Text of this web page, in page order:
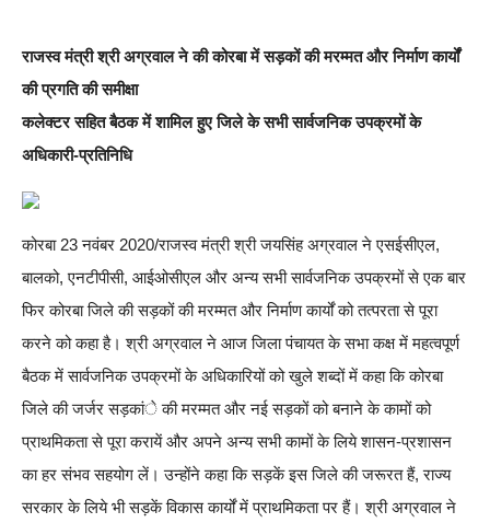
राजस्व मंत्री श्री अग्रवाल ने की कोरबा में सड़कों की मरम्मत और निर्माण कार्यों
की प्रगति की समीक्षा
कलेक्टर सहित बैठक में शामिल हुए जिले के सभी सार्वजनिक उपक्रमों के
अधिकारी-प्रतिनिधि
कोरबा 23 नवंबर 2020/राजस्व मंत्री श्री जयसिंह अग्रवाल ने एसईसीएल,
बालको, एनटीपीसी, आईओसीएल और अन्य सभी सार्वजनिक उपक्रमों से एक बार
फिर कोरबा जिले की सड़कों की मरम्मत और निर्माण कार्यों को तत्परता से पूरा
करने को कहा है। श्री अग्रवाल ने आज जिला पंचायत के सभा कक्ष में महत्वपूर्ण
बैठक में सार्वजनिक उपक्रमों के अधिकारियों को खुले शब्दों में कहा कि कोरबा
जिले की जर्जर सड़कांे की मरम्मत और नई सड़कों को बनाने के कामों को
प्राथमिकता से पूरा करायें और अपने अन्य सभी कामों के लिये शासन-प्रशासन
का हर संभव सहयोग लें। उन्होंने कहा कि सड़कें इस जिले की जरूरत हैं, राज्य
सरकार के लिये भी सड़कें विकास कार्यों में प्राथमिकता पर हैं। श्री अग्रवाल ने